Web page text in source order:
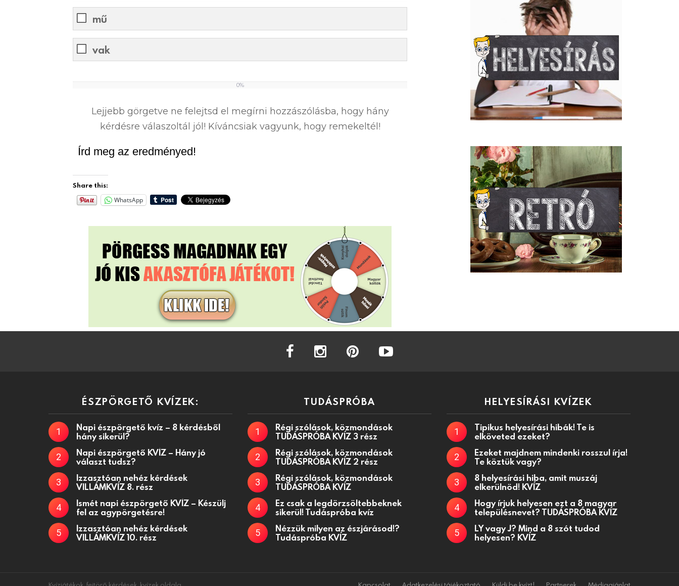
mű
vak
0%
Lejjebb görgetve ne felejtsd el megírni hozzászólásba, hogy hány
kérdésre válaszoltál jól! Kíváncsiak vagyunk, hogy remekeltél!
Írd meg az eredményed!
Share this:
WhatsApp
facebook instagram
ÉSZPÖRGETŐ KVÍZEK:
Napi észpörgető kvíz – 8 kérdésből
hány sikerül?
Napi észpörgető KVÍZ – Hány jó
választ tudsz?
Izzasztóan nehéz kérdések
VILLÁMKVÍZ 8. rész
Ismét napi észpörgető KVÍZ – Készülj
fel az agypörgetésre!
Izzasztóan nehéz kérdések
VILLÁMKVÍZ 10. rész
TUDÁSPRÓBA
Régi szólások, közmondások
TUDÁSPRÓBA KVÍZ 3 rész
Régi szólások, közmondások
TUDÁSPRÓBA KVÍZ 2 rész
Régi szólások, közmondások
TUDÁSPRÓBA KVÍZ
Ez csak a legdörzsöltebbeknek
sikerül! Tudáspróba kvíz
Nézzük milyen az észjárásod!?
Tudáspróba KVÍZ
HELYESÍRÁSI KVÍZEK
Tipikus helyesírási hibák! Te is
elköveted ezeket?
Ezeket majdnem mindenki rosszul írja!
Te köztük vagy?
8 helyesírási hiba, amit muszáj
elkerülnöd! KVÍZ
Hogy írjuk helyesen ezt a 8 magyar
településnevet? TUDÁSPRÓBA KVÍZ
LY vagy J? Mind a 8 szót tudod
helyesen? KVÍZ